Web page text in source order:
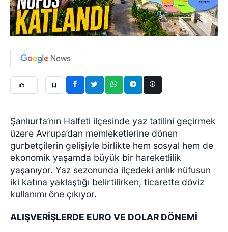
Şanlıurfa’nın Halfeti ilçesinde yaz tatilini geçirmek
üzere Avrupa’dan memleketlerine dönen
gurbetçilerin gelişiyle birlikte hem sosyal hem de
ekonomik yaşamda büyük bir hareketlilik
yaşanıyor. Yaz sezonunda ilçedeki anlık nüfusun
iki katına yaklaştığı belirtilirken, ticarette döviz
kullanımı öne çıkıyor.
ALIŞVERİŞLERDE EURO VE DOLAR DÖNEMİ